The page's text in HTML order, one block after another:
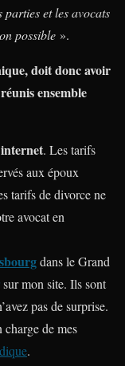
parties et les avocats
possible ».
doit donc avoir
ensemble
. Les tarifs
aux époux
tarifs de divorce ne
avocat en
dans le Grand
sur mon site. Ils sont
pas de surprise.
charge de mes
.